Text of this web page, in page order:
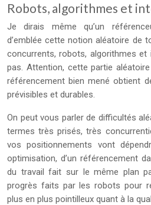
Robots, algorithmes et
Je dirais même qu’un
d’emblée cette notion aléatoire de
concurrents, robots, algorithmes et
pas. Attention, cette partie
référencement bien mené obtient
prévisibles et durables.
On peut vous parler de difficultés
termes très prisés, très
vos positionnements vont
optimisation, d’un référencement
du travail fait sur le même plan
progrès faits par les robots pour
plus en plus pointilleux quant à la